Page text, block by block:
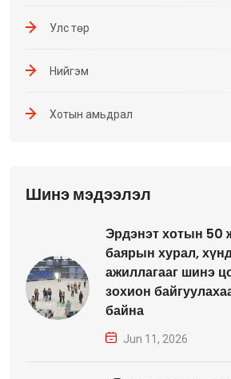
Улс төр
Нийгэм
Хотын амьдрал
Шинэ мэдээлэл
Эрдэнэт хотын 50
баярын хурал,
ажиллагааг шинэ
зохион
байна
Jun 11, 2026